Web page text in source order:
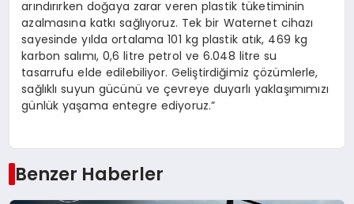
arındırırken doğaya zarar veren plastik tüketiminin
azalmasına katkı sağlıyoruz. Tek bir Waternet cihazı
sayesinde yılda ortalama 101 kg plastik atık, 469 kg
karbon salımı, 0,6 litre petrol ve 6.048 litre su
tasarrufu elde edilebiliyor. Geliştirdiğimiz çözümlerle,
sağlıklı suyun gücünü ve çevreye duyarlı yaklaşımımızı
günlük yaşama entegre ediyoruz.”
Benzer Haberler